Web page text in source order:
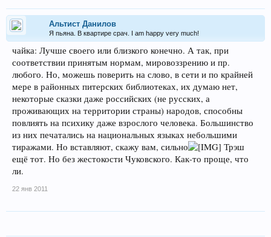
Альтист Данилов
Я пьяна. В квартире срач. I am happy very much!
чайка: Лучше своего или близкого конечно. А так, при
соответствии принятым нормам, мировоззрению и пр.
любого. Но, можешь поверить на слово, в сети и по крайней
мере в районных питерских библиотеках, их думаю нет,
некоторые сказки даже российских (не русских, а
проживающих на территории страны) народов, способны
повлиять на психику даже взрослого человека. Большинство
из них печатались на национальных языках небольшими
тиражами. Но вставляют, скажу вам, сильно
Трэш
ещё тот. Но без жестокости Чуковского. Как-то проще, что
ли.
22 янв 2011